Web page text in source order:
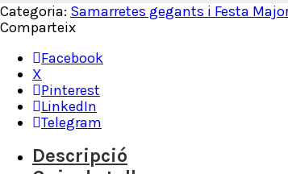
Categoria: Samarretes gegants i Festa
Comparteix
Facebook
X
Pinterest
LinkedIn
Telegram
Descripció